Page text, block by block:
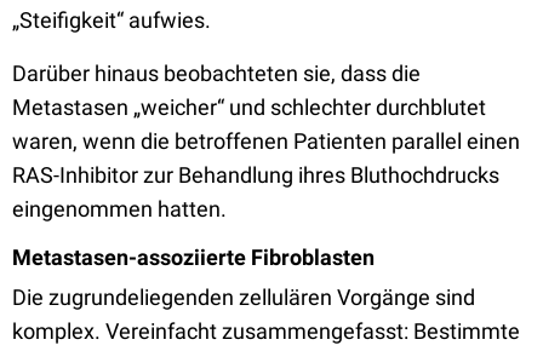
„Steifigkeit“ aufwies.
Darüber hinaus beobachteten sie, dass die
Metastasen „weicher“ und schlechter durchblutet
waren, wenn die betroffenen Patienten parallel einen
RAS-Inhibitor zur Behandlung ihres Bluthochdrucks
eingenommen hatten.
Metastasen-assoziierte Fibroblasten
Die zugrundeliegenden zellulären Vorgänge sind
komplex. Vereinfacht zusammengefasst: Bestimmte